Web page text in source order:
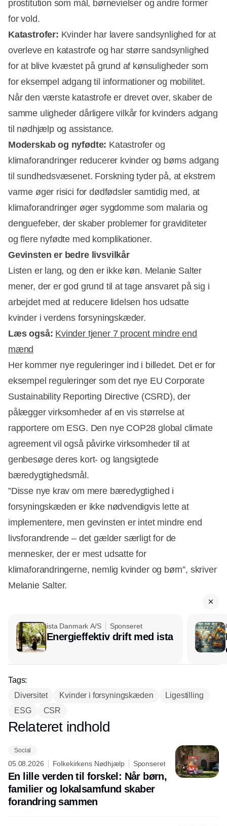
prostitution som mål, børnevielser og andre former
for vold.
Katastrofer: Kvinder har lavere sandsynlighed for at
overleve en katastrofe og har større sandsynlighed
for at blive kvæstet på grund af kønsuligheder som
for eksempel adgang til informationer og mobilitet.
Når den værste katastrofe er drevet over, skaber de
samme uligheder dårligere vilkår for kvinders adgang
til nødhjælp og assistance.
Moderskab og nyfødte: Katastrofer og
klimaforandringer reducerer kvinder og børns adgang
til sundhedsvæsenet. Forskning tyder på, at ekstrem
varme øger risici for dødfødsler samtidig med, at
klimaforandringer øger sygdomme som malaria og
denguefeber, der skaber problemer for graviditeter
og flere nyfødte med komplikationer.
Gevinsten er bedre livsvilkår
Listen er lang, og den er ikke køn. Melanie Salter
mener, der er god grund til at tage ansvaret på sig i
arbejdet med at reducere lidelsen hos udsatte
kvinder i verdens forsyningskæder.
Læs også: Kvinder tjener 7 procent mindre end
mænd
Her kommer nye reguleringer ind i billedet. Det er for
eksempel reguleringer som det nye EU Corporate
Sustainability Reporting Directive (CSRD), der
pålægger virksomheder af en vis størrelse at
rapportere om ESG. Den nye COP28 global climate
agreement vil også påvirke virksomheder til at
genbesøge deres kort- og langsigtede
bæredygtighedsmål.
”Disse nye krav om mere bæredygtighed i
forsyningskæden er ikke nødvendigvis lette at
implementere, men gevinsten er intet mindre end
livsforandrende – det gælder særligt for de
mennesker, der er mest udsatte for
klimaforandringerne, nemlig kvinder og børn”, skriver
Melanie Salter.
ista Danmark A/S Sponseret
Energieffektiv drift med ista
Tags:
Diversitet
Kvinder i forsyningskæden
Ligestilling
ESG
CSR
Annonce
Relateret indhold
Social
05.08.2026 Folkekirkens Nødhjælp Sponseret
En lille verden til forskel: Når børn,
familier og lokalsamfund skaber
forandring sammen